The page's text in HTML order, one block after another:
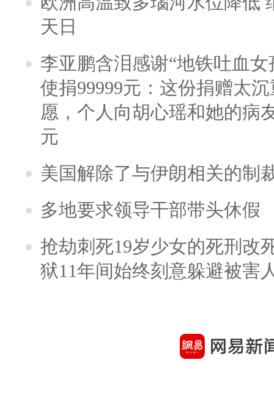
天日
李亚鹏含泪感谢“地铁吐血
使捐99999元：这份捐赠太
愿，个人向胡心瑶和她的病
元
美国解除了与伊朗相关的制
多地要求领导干部带头休假
抢劫刺死19岁少女的死刑改
狱11年间始终刻意躲避被害